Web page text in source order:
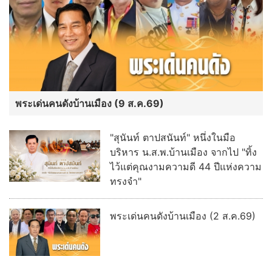
พระเด่นคนดังบ้านเมือง (9 ส.ค.69)
"สุนันท์ ตาปสนันท์" หนึ่งในมือ
บริหาร น.ส.พ.บ้านเมือง จากไป "ทิ้ง
ไว้แต่คุณงามความดี 44 ปีแห่งความ
ทรงจำ"
พระเด่นคนดังบ้านเมือง (2 ส.ค.69)